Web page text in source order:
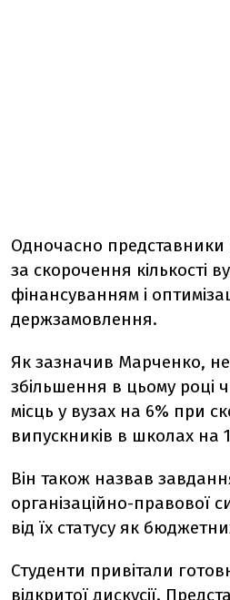
Одночасно представники
за скорочення кількості
фінансуванням і
держзамовлення.
Як зазначив Марченко,
збільшення в цьому році
місць у вузах на 6% при
випускників в школах на
Він також назвав
організаційно-правової
від їх статусу як
Студенти привітали
відкритої дискусії.